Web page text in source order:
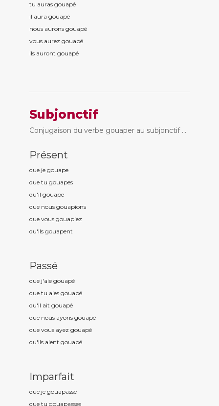
tu auras gouapé
il aura gouapé
nous aurons gouapé
vous aurez gouapé
ils auront gouapé
Subjonctif
Conjugaison du verbe gouaper au subjonctif ...
Présent
que je gouape
que tu gouapes
qu'il gouape
que nous gouapions
que vous gouapiez
qu'ils gouapent
Passé
que j'aie gouapé
que tu aies gouapé
qu'il ait gouapé
que nous ayons gouapé
que vous ayez gouapé
qu'ils aient gouapé
Imparfait
que je gouapasse
que tu gouapasses